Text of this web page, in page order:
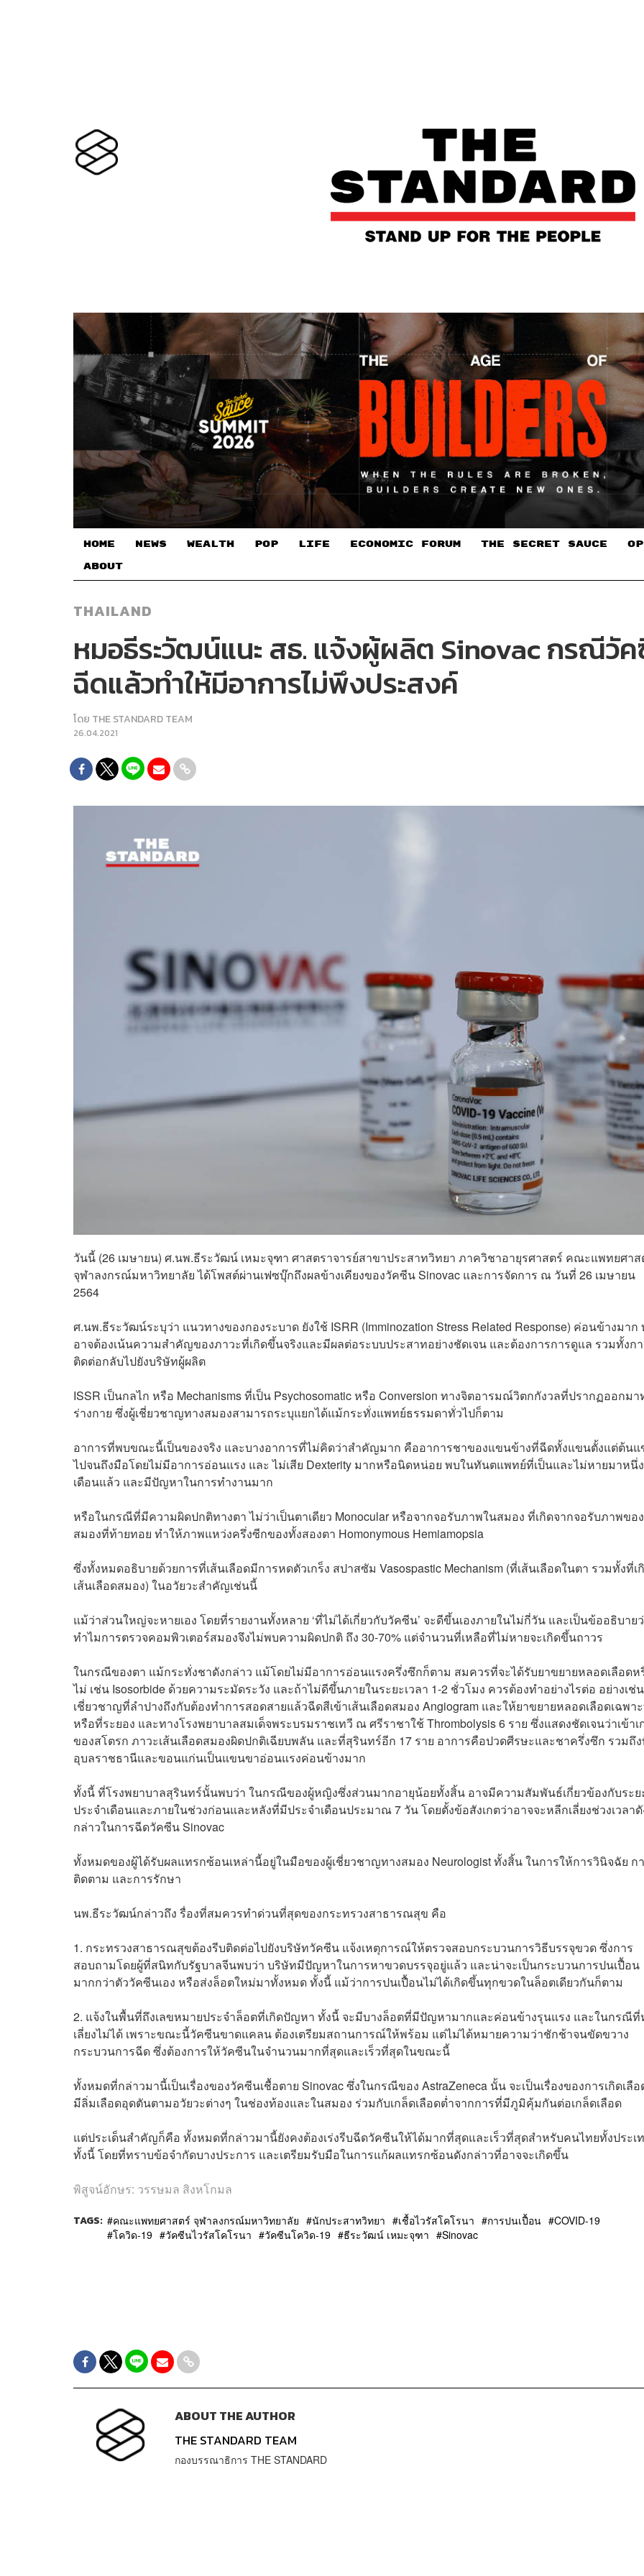
HOME NEWS WEALTH POP LIFE ECONOMIC FORUM THE SECRET SAUCE​
ABOUT
THAILAND
หมอธีระวัฒน์แนะ สธ. แจ้งผู้ผลิต Sinovac กรณีวั
ฉีดแล้วทำให้มีอาการไม่พึงประสงค์
โดย THE STANDARD TEAM
26.04.2021
วันนี้ (26 เมษายน) ศ.นพ.ธีระวัฒน์ เหมะจุฑา ศาสตราจารย์สาขาประสาทวิทยา ภาควิชาอายุรศาสตร์ คณะแพทยศาส
จุฬาลงกรณ์มหาวิทยาลัย ได้โพสต์ผ่านเฟซบุ๊กถึงผลข้างเคียงของวัคซีน Sinovac และการจัดการ ณ วันที่ 26 เมษายน
2564
ศ.นพ.ธีระวัฒน์ระบุว่า แนวทางของกองระบาด ยังใช้ ISRR (Imminozation Stress Related Response) ค่อนข้างมาก
อาจต้องเน้นความสำคัญของภาวะที่เกิดขึ้นจริงและมีผลต่อระบบประสาทอย่างชัดเจน และต้องการการดูแล รวมทั้งก
ติดต่อกลับไปยังบริษัทผู้ผลิต
ISSR เป็นกลไก หรือ Mechanisms ที่เป็น Psychosomatic หรือ Conversion ทางจิตอารมณ์วิตกกังวลที่ปรากฏออกมา
ร่างกาย ซึ่งผู้เชี่ยวชาญทางสมองสามารถระบุแยกได้แม้กระทั่งแพทย์ธรรมดาทั่วไปก็ตาม
อาการที่พบขณะนี้เป็นของจริง และบางอาการที่ไม่คิดว่าสำคัญมาก คืออาการชาของแขนข้างที่ฉีดทั้งแขนตั้งแต่ต้น
ไปจนถึงมือโดยไม่มีอาการอ่อนแรง และ ไม่เสีย Dexterity มากหรือนิดหน่อย พบในทันตแพทย์ที่เป็นและไม่หายมาหนึ่ง
เดือนแล้ว และมีปัญหาในการทำงานมาก
หรือในกรณีที่มีความผิดปกติทางตา ไม่ว่าเป็นตาเดียว Monocular หรือจากจอรับภาพในสมอง ที่เกิดจากจอรับภาพของ
สมองที่ท้ายทอย ทำให้ภาพแหว่งครึ่งซีกของทั้งสองตา Homonymous Hemiamopsia
ซึ่งทั้งหมดอธิบายด้วยการที่เส้นเลือดมีการหดตัวเกร็ง สปาสซัม Vasospastic Mechanism (ที่เส้นเลือดในตา รวมทั้งที่เ
เส้นเลือดสมอง) ในอวัยวะสำคัญเช่นนี้
แม้ว่าส่วนใหญ่จะหายเอง โดยที่รายงานทั้งหลาย ‘ที่ไม่ได้เกี่ยวกับวัคซีน’ จะดีขึ้นเองภายในไม่กี่วัน และเป็นข้ออธิบาย
ทำไมการตรวจคอมพิวเตอร์สมองจึงไม่พบความผิดปกติ ถึง 30-70% แต่จำนวนที่เหลือที่ไม่หายจะเกิดขึ้นถาวร
ในกรณีของตา แม้กระทั่งชาดังกล่าว แม้โดยไม่มีอาการอ่อนแรงครึ่งซึกก็ตาม สมควรที่จะได้รับยาขยายหลอดเลือดห
ไม่ เช่น Isosorbide ด้วยความระมัดระวัง และถ้าไม่ดีขึ้นภายในระยะเวลา 1-2 ชั่วโมง ควรต้องทำอย่างไรต่อ อย่างเช่
เชี่ยวชาญที่ลำปางถึงกับต้องทำการสอดสายแล้วฉีดสีเข้าเส้นเลือดสมอง Angiogram และให้ยาขยายหลอดเลือดเฉพา
หรือที่ระยอง และทางโรงพยาบาลสมเด็จพระบรมราชเทวี ณ ศรีราชาใช้ Thrombolysis 6 ราย ซึ่งแสดงชัดเจนว่าเข้า
ของสโตรก ภาวะเส้นเลือดสมองผิดปกติเฉียบพลัน และที่สุรินทร์อีก 17 ราย อาการคือปวดศีรษะและชาครึ่งซึก รวมถึ
อุบลราชธานีและขอนแก่นเป็นแขนขาอ่อนแรงค่อนข้างมาก
ทั้งนี้ ที่โรงพยาบาลสุรินทร์นั้นพบว่า ในกรณีของผู้หญิงซึ่งส่วนมากอายุน้อยทั้งสิ้น อาจมีความสัมพันธ์เกี่ยวข้องกับระ
ประจำเดือนและภายในช่วงก่อนและหลังที่มีประจำเดือนประมาณ 7 วัน โดยตั้งข้อสังเกตว่าอาจจะหลีกเลี่ยงช่วงเวลา
กล่าวในการฉีดวัคซีน Sinovac
ทั้งหมดของผู้ได้รับผลแทรกซ้อนเหล่านี้อยู่ในมือของผู้เชี่ยวชาญทางสมอง Neurologist ทั้งสิ้น ในการให้การวินิจฉัย ก
ติดตาม และการรักษา
นพ.ธีระวัฒน์กล่าวถึง รื่องที่สมควรทำด่วนที่สุดของกระทรวงสาธารณสุข คือ
1. กระทรวงสาธารณสุขต้องรีบติดต่อไปยังบริษัทวัคซีน แจ้งเหตุการณ์ให้ตรวจสอบกระบวนการวิธีบรรจุขวด ซึ่งการ
สอบถามโดยผู้ที่สนิทกับรัฐบาลจีนพบว่า บริษัทมีปัญหาในการหาขวดบรรจุอยู่แล้ว และน่าจะเป็นกระบวนการปนเปื้อน
มากกว่าตัววัคซีนเอง หรือส่งล็อตใหม่มาทั้งหมด ทั้งนี้ แม้ว่าการปนเปื้อนไม่ได้เกิดขึ้นทุกขวดในล็อตเดียวกันก็ตาม
2. แจ้งในพื้นที่ถึงเลขหมายประจำล็อตที่เกิดปัญหา ทั้งนี้ จะมีบางล็อตที่มีปัญหามากและค่อนข้างรุนแรง และในกรณี
เลี่ยงไม่ได้ เพราะขณะนี้วัคซีนขาดแคลน ต้องเตรียมสถานการณ์ให้พร้อม แต่ไม่ได้หมายความว่าชักช้าจนขัดขวาง
กระบวนการฉีด ซึ่งต้องการให้วัคซีนในจำนวนมากที่สุดและเร็วที่สุดในขณะนี้
ทั้งหมดที่กล่าวมานี้เป็นเรื่องของวัคซีนเชื้อตาย Sinovac ซึ่งในกรณีของ AstraZeneca นั้น จะเป็นเรื่องของการเกิดเลื
มีลิ่มเลือดอุดตันตามอวัยวะต่างๆ ในช่องท้องและในสมอง ร่วมกับเกล็ดเลือดต่ำจากการที่มีภูมิคุ้มกันต่อเกล็ดเลือด
แต่ประเด็นสำคัญก็คือ ทั้งหมดที่กล่าวมานี้ยังคงต้องเร่งรีบฉีดวัคซีนให้ได้มากที่สุดและเร็วที่สุดสำหรับคนไทยทั้งประเ
ทั้งนี้ โดยที่ทราบข้อจำกัดบางประการ และเตรียมรับมือในการแก้ผลแทรกซ้อนดังกล่าวที่อาจจะเกิดขึ้น
พิสูจน์อักษร: วรรษมล สิงหโกมล
TAGS: คณะแพทยศาสตร์ จุฬาลงกรณ์มหาวิทยาลัย นักประสาทวิทยา เชื้อไวรัสโคโรนา การปนเปื้อน
COVID-19
โควิด-19
วัคซีนไวรัสโคโรนา วัคซีนโควิด-19 ธีระวัฒน์ เหมะจุฑา Sinovac
ABOUT THE AUTHOR
THE STANDARD TEAM
กองบรรณาธิการ THE STANDARD